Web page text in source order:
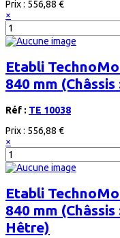
Prix : 556,88 €
×
Etabli
840 mm
Réf : TE 10038
Prix : 556,88 €
×
Etabli
840 mm
Hêtre)